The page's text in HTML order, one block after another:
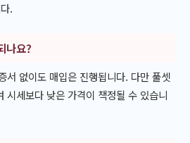
.
나요?
서 없이도 매입은 진행됩니다. 다만 풀셋
시세보다 낮은 가격이 책정될 수 있습니